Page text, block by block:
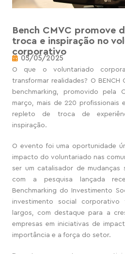
Bench CMVC promove
troca e inspiração no
corporativo
05/05/2025
O que o voluntariado
transformar realidades? O BENCH
benchmarking, promovido pela
março, mais de 220 profissionais
repleto de troca de
inspiração.
O evento foi uma oportunidade
impacto do voluntariado nas
ser um catalisador de mudanças
com a pesquisa lançada
Benchmarking do Investimento
investimento social
largos, com destaque para a
empresas em iniciativas de
importância e a força do setor.